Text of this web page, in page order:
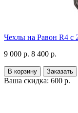
Чехлы на Равон R4 с
9 000 р. 8 400 р.
В корзину Заказать
Ваша скидка: 600 р.